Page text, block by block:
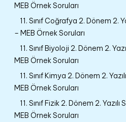
MEB Örnek Soruları
11. Sınıf Coğrafya 2. Dönem 2.
– MEB Örnek Soruları
11. Sınıf Biyoloji 2. Dönem 2.
MEB Örnek Soruları
11. Sınıf Kimya 2. Dönem 2.
MEB Örnek Soruları
11. Sınıf Fizik 2. Dönem 2.
MEB Örnek Soruları